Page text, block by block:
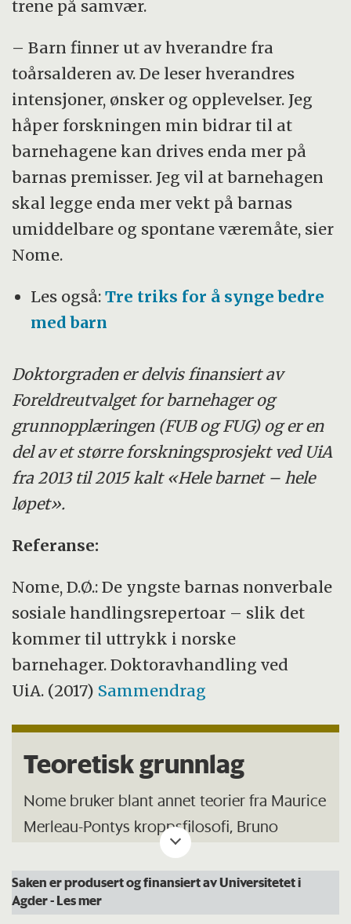
trene på samvær.
– Barn finner ut av hverandre fra
toårsalderen av. De leser hverandres
intensjoner, ønsker og opplevelser. Jeg
håper forskningen min bidrar til at
barnehagene kan drives enda mer på
barnas premisser. Jeg vil at barnehagen
skal legge enda mer vekt på barnas
umiddelbare og spontane væremåte, sier
Nome.
Les også:Tre triks for å synge bedre
med barn
Doktorgraden er delvis finansiert av
Foreldreutvalget for barnehager og
grunnopplæringen (FUB og FUG) og er en
del av et større forskningsprosjekt ved UiA
fra 2013 til 2015 kalt «Hele barnet – hele
løpet».
Referanse:
Nome, D.Ø.: De yngste barnas nonverbale
sosiale handlingsrepertoar – slik det
kommer til uttrykk i norske
barnehager. Doktoravhandling ved
UiA. (2017) Sammendrag
Teoretisk grunnlag
Nome bruker blant annet teorier fra Maurice
Merleau-Pontys kroppsfilosofi, Bruno
Latours teori om tingenes betydning som
sosiale aktører og Hanna Arendts
handlingsbegrep for å forstå og forklare
Saken er produsert og finansiert av Universitetet i
Agder- Les mer